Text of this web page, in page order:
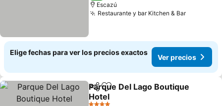
Escazú
Restaurante y bar Kitchen & BarVer
Elige fechas para ver los precios exactos
Ver precios
CompartirAgregar a favoritos
Parque Del Lago Boutique
Hotel